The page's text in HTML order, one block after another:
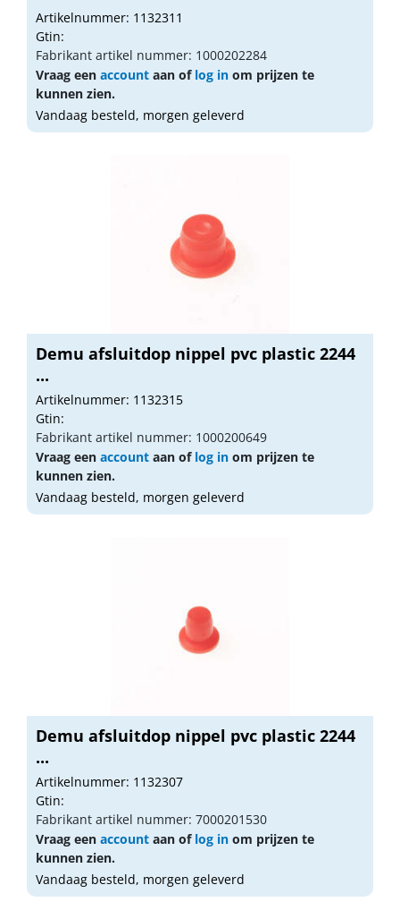
Artikelnummer: 1132311
Gtin:
Fabrikant artikel nummer: 1000202284
Vraag een account aan of log in om prijzen te
kunnen zien.
Vandaag besteld, morgen geleverd
Demu afsluitdop nippel pvc plastic 2244
...
Artikelnummer: 1132315
Gtin:
Fabrikant artikel nummer: 1000200649
Vraag een account aan of log in om prijzen te
kunnen zien.
Vandaag besteld, morgen geleverd
Demu afsluitdop nippel pvc plastic 2244
...
Artikelnummer: 1132307
Gtin:
Fabrikant artikel nummer: 7000201530
Vraag een account aan of log in om prijzen te
kunnen zien.
Vandaag besteld, morgen geleverd